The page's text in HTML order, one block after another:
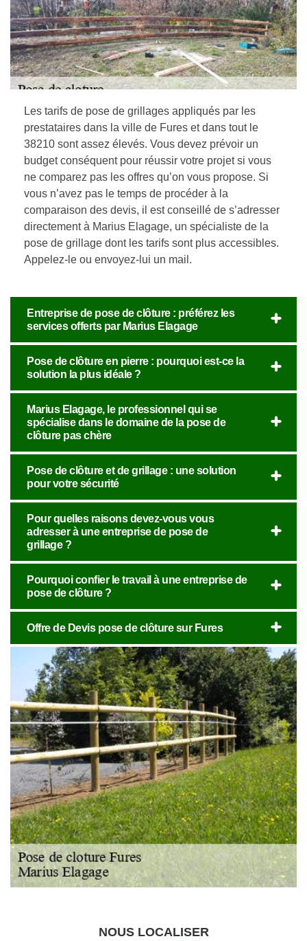
Les tarifs de pose de grillages appliqués par les
prestataires dans la ville de Fures et dans tout le
38210 sont assez élevés. Vous devez prévoir un
budget conséquent pour réussir votre projet si vous
ne comparez pas les offres qu’on vous propose. Si
vous n’avez pas le temps de procéder à la
comparaison des devis, il est conseillé de s’adresser
directement à Marius Elagage, un spécialiste de la
pose de grillage dont les tarifs sont plus accessibles.
Appelez-le ou envoyez-lui un mail.
Entreprise de pose de clôture : préférez les
services offerts par Marius Elagage
Pose de clôture en pierre : pourquoi est-ce la
solution la plus idéale ?
Marius Elagage, le professionnel qui se
spécialise dans le domaine de la pose de
clôture pas chère
Pose de clôture et de grillage : une solution
pour votre sécurité
Pour quelles raisons devez-vous vous
adresser à une entreprise de pose de
grillage ?
Pourquoi confier le travail à une entreprise de
pose de clôture ?
Offre de Devis pose de clôture sur Fures
NOUS LOCALISER